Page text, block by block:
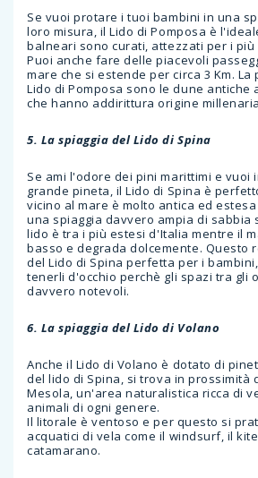
Se vuoi protare i tuoi bambini in una
loro misura, il Lido di Pomposa è
balneari sono curati, attezzati per i più
Puoi anche fare delle piacevoli
mare che si estende per circa 3 Km.
Lido di Pomposa sono le dune antiche
che hanno addirittura origine
5. La spiaggia del Lido di Spina
Se ami l'odore dei pini marittimi e vuoi
grande pineta, il Lido di Spina è
vicino al mare è molto antica ed
una spiaggia davvero ampia di sabbia
lido è tra i più estesi d'Italia mentre il
basso e degrada dolcemente. Questo
del Lido di Spina perfetta per i
tenerli d'occhio perchè gli spazi tra gli
davvero notevoli.
6. La spiaggia del Lido di Volano
Anche il Lido di Volano è dotato di
del lido di Spina, si trova in prossimità
Mesola, un'area naturalistica ricca di
animali di ogni genere.
Il litorale è ventoso e per questo si
acquatici di vela come il windsurf, il
catamarano.